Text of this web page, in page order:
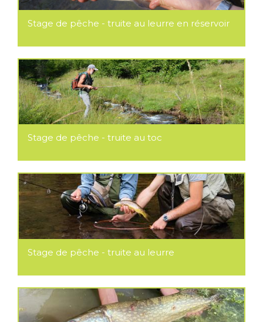
Stage de pêche - truite au leurre en réservoir
Stage de pêche - truite au toc
Stage de pêche - truite au leurre